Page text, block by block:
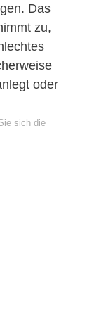
Das
zu,
oder
sich die